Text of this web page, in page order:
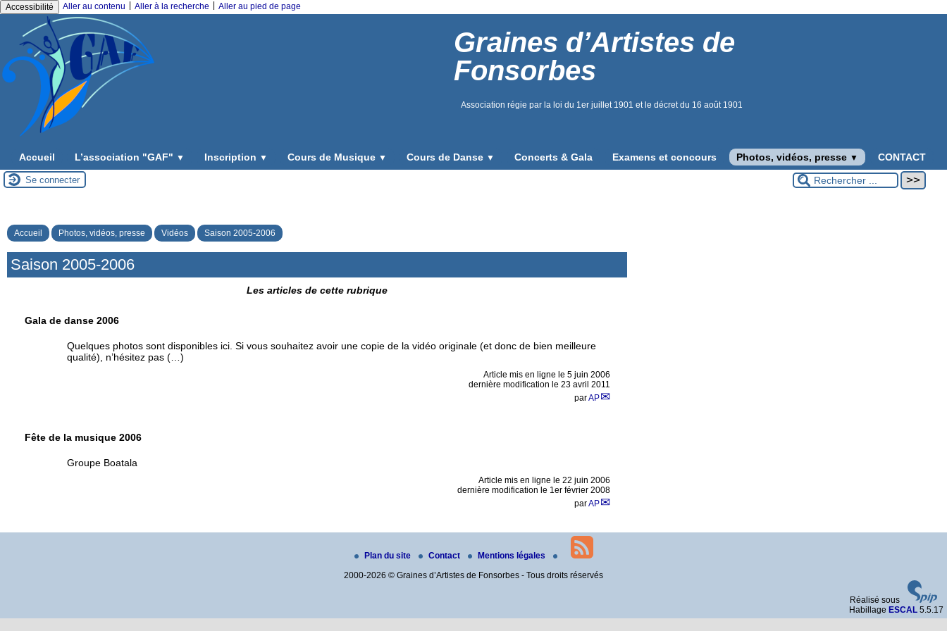
Accessibilité Aller au contenu Aller à la recherche Aller au pied de page
Graines d’Artistes de
Fonsorbes
Association régie par la loi du 1er juillet 1901 et le décret du 16 août 1901
Accueil L’association "GAF" ▼ Inscription ▼ Cours de Musique ▼ Cours de Danse ▼ Concerts & Gala Examens et concours Photos, vidéos, presse ▼ CONTACT
Se connecter
Accueil Photos, vidéos, presse Vidéos Saison 2005-2006
Saison 2005-2006
Les articles de cette rubrique
Gala de danse 2006
Quelques photos sont disponibles ici. Si vous souhaitez avoir une copie de la vidéo originale (et donc de bien meilleure
qualité), n’hésitez pas (…)
Article mis en ligne le 5 juin 2006
dernière modification le 23 avril 2011
parAP
Fête de la musique 2006
Groupe Boatala
Article mis en ligne le 22 juin 2006
dernière modification le 1er février 2008
parAP
Plan du site Contact
Mentions légales
2000-2026 © Graines d’Artistes de Fonsorbes - Tous droits réservés
Réalisé sous
Habillage ESCAL 5.5.17